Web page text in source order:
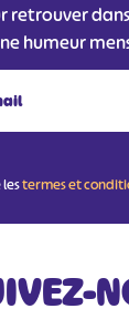
retrouver
humeur
termes et
#
#